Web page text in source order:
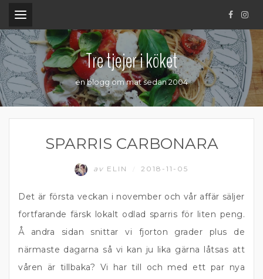
.
Tre tjejer i köket
en blogg om mat sedan 2004
SPARRIS CARBONARA
av ELIN 2018-11-05
Det är första veckan i november och vår affär säljer
fortfarande färsk lokalt odlad sparris för liten peng.
Å andra sidan snittar vi fjorton grader plus de
närmaste dagarna så vi kan ju lika gärna låtsas att
våren är tillbaka? Vi har till och med ett par nya